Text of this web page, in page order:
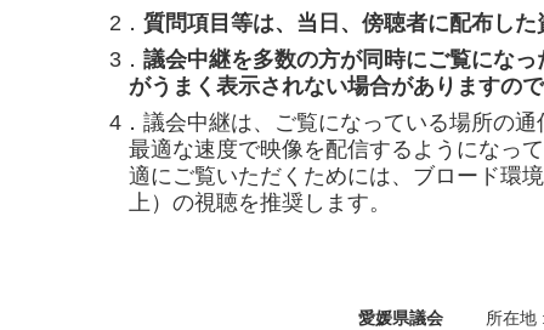
2． 質問項目等は、当日、傍聴者に配布した
3． 議会中継を多数の方が同時にご覧にな
がうまく表示されない場合がありますの
4．議会中継は、ご覧になっている場所の
最適な速度で映像を配信するようになっ
適にご覧いただくためには、ブロード環
上）の視聴を推奨します。
愛媛県議会
所在地